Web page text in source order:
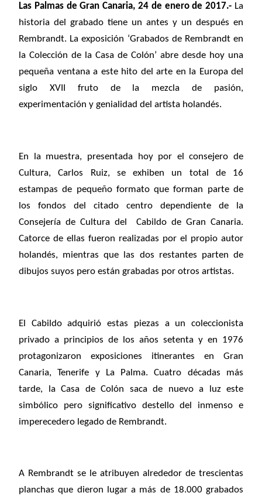
Las Palmas de Gran Canaria, 24 de enero de 2017.- La
historia del grabado tiene un antes y un después en
Rembrandt. La exposición ‘Grabados de Rembrandt en
la Colección de la Casa de Colón’ abre desde hoy una
pequeña ventana a este hito del arte en la Europa del
siglo XVII fruto de la mezcla de pasión,
experimentación y genialidad del artista holandés.
En la muestra, presentada hoy por el consejero de
Cultura, Carlos Ruiz, se exhiben un total de 16
estampas de pequeño formato que forman parte de
los fondos del citado centro dependiente de la
Consejería de Cultura del Cabildo de Gran Canaria.
Catorce de ellas fueron realizadas por el propio autor
holandés, mientras que las dos restantes parten de
dibujos suyos pero están grabadas por otros artistas.
El Cabildo adquirió estas piezas a un coleccionista
privado a principios de los años setenta y en 1976
protagonizaron exposiciones itinerantes en Gran
Canaria, Tenerife y La Palma. Cuatro décadas más
tarde, la Casa de Colón saca de nuevo a luz este
simbólico pero significativo destello del inmenso e
imperecedero legado de Rembrandt.
A Rembrandt se le atribuyen alrededor de trescientas
planchas que dieron lugar a más de 18.000 grabados